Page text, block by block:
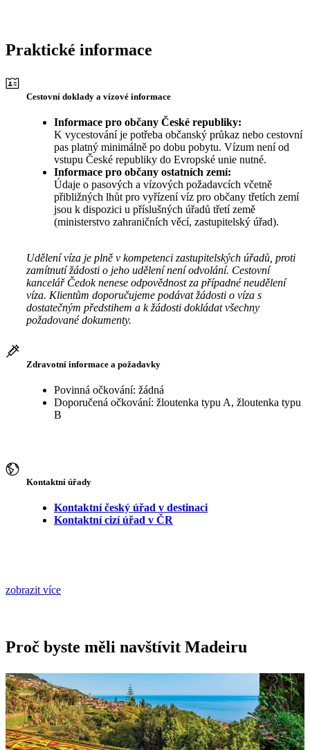
Praktické informace
Cestovní doklady a vízové informace
Informace pro občany České republiky:
K vycestování je potřeba občanský průkaz nebo cestovní
pas platný minimálně po dobu pobytu. Vízum není od
vstupu České republiky do Evropské unie nutné.
Informace pro občany ostatních zemí:
Údaje o pasových a vízových požadavcích včetně
přibližných lhůt pro vyřízení víz pro občany třetích zemí
jsou k dispozici u příslušných úřadů třetí země
(ministerstvo zahraničních věcí, zastupitelský úřad).
Udělení víza je plně v kompetenci zastupitelských úřadů, proti
zamítnutí žádosti o jeho udělení není odvolání. Cestovní
kancelář Čedok nenese odpovědnost za případné neudělení
víza. Klientům doporučujeme podávat žádosti o víza s
dostatečným předstihem a k žádosti dokládat všechny
požadované dokumenty.
Zdravotní informace a požadavky
Povinná očkování: žádná
Doporučená očkování: žloutenka typu A, žloutenka typu
B
Kontaktní úřady
Kontaktní český úřad v destinaci
Kontaktní cizí úřad v ČR
zobrazit více
Proč byste měli navštívit Madeiru